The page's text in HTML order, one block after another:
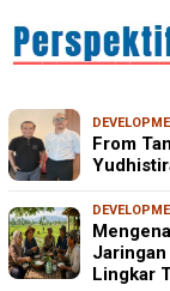
From
Lingkar